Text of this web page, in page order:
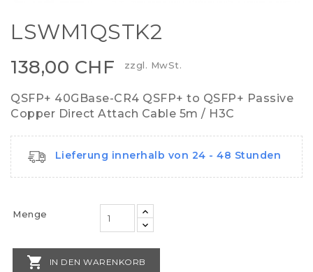
LSWM1QSTK2
138,00 CHF zzgl. MwSt.
QSFP+ 40GBase-CR4 QSFP+ to QSFP+ Passive
Copper Direct Attach Cable 5m / H3C
Lieferung innerhalb von 24 - 48 Stunden
Menge
 IN DEN WARENKORB